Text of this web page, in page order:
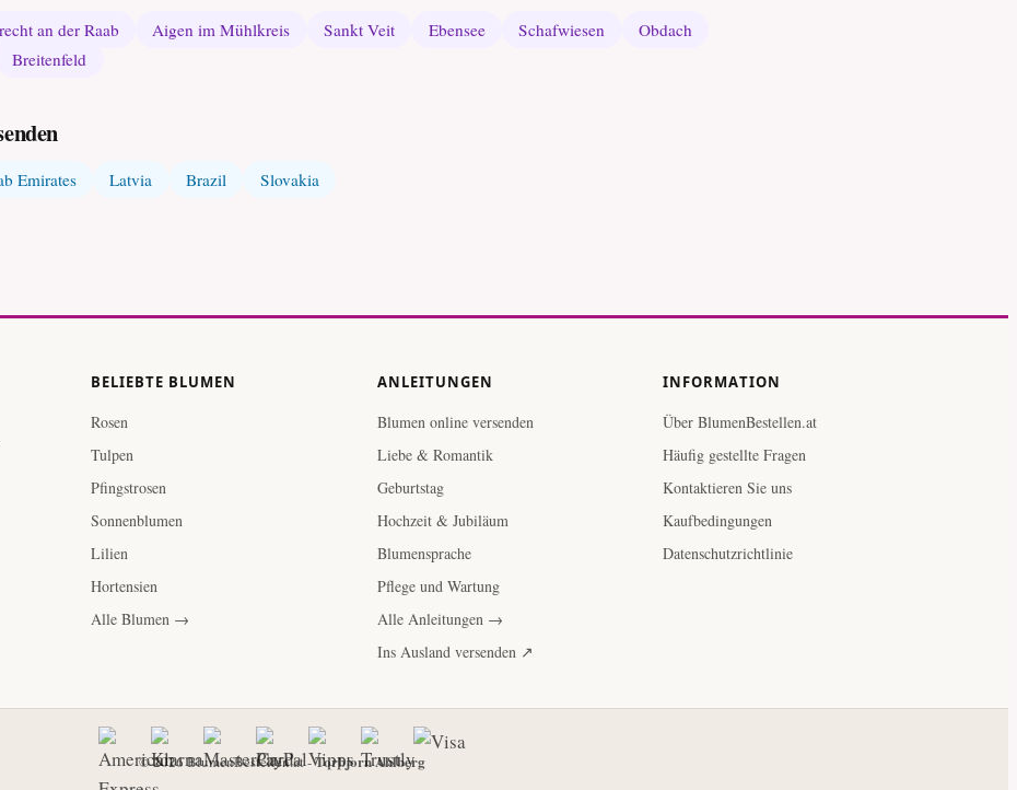
an der Raab Aigen im Mühlkreis Sankt Veit Ebensee Schafwiesen
Obdach
Breitenfeld
Emirates Latvia Brazil Slovakia
BELIEBTE BLUMEN
Rosen
Tulpen
Pfingstrosen
Sonnenblumen
Lilien
Hortensien
Alle Blumen →
ANLEITUNGEN
Blumen online versenden
Liebe & Romantik
Geburtstag
Hochzeit & Jubiläum
Blumensprache
Pflege und Wartung
Alle Anleitungen →
Ins Ausland versenden ↗
INFORMATION
Über BlumenBestellen.at
Häufig gestellte Fragen
Kontaktieren Sie uns
Kaufbedingungen
Datenschutzrichtlinie
© 2026 BlumenBestellen.at -Torbjorn Ahlberg